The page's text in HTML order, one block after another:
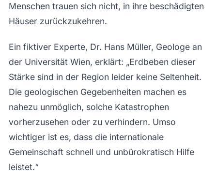
Menschen trauen sich nicht, in ihre beschädigten
Häuser zurückzukehren.
Ein fiktiver Experte, Dr. Hans Müller, Geologe an
der Universität Wien, erklärt: „Erdbeben dieser
Stärke sind in der Region leider keine Seltenheit.
Die geologischen Gegebenheiten machen es
nahezu unmöglich, solche Katastrophen
vorherzusehen oder zu verhindern. Umso
wichtiger ist es, dass die internationale
Gemeinschaft schnell und unbürokratisch Hilfe
leistet.“